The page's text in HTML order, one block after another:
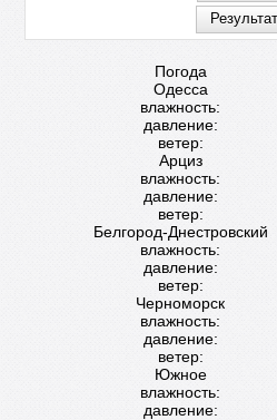
Погода
Одесса
влажность:
давление:
ветер:
Арциз
влажность:
давление:
ветер:
Белгород-Днестровский
влажность:
давление:
ветер:
Черноморск
влажность:
давление:
ветер:
Южное
влажность:
давление: